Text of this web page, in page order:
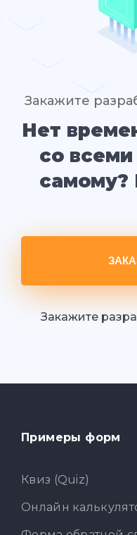
Закажите
Нет
со
самому?
Закажите
Примеры форм
Квиз (Quiz)
Онлайн